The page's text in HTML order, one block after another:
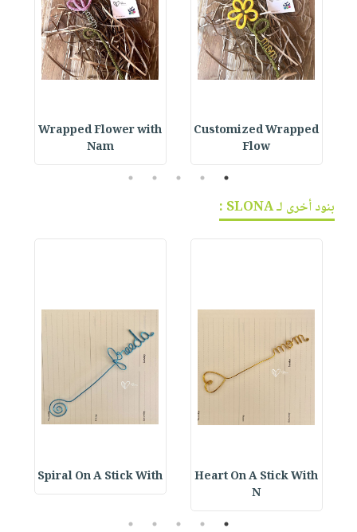
Customized Wrapped
Flow
Wrapped Flower with
Nam
1
2
3
4
5
بنود أخرى لـ SLONA :
Heart On A Stick With
N
Spiral On A Stick With
1
2
3
4
5